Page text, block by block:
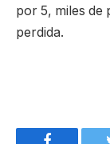
por 5, miles de
perdida.